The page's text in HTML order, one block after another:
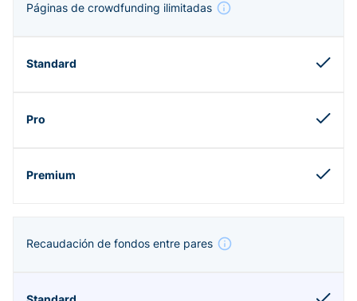
Páginas de crowdfunding ilimitadas
Recaudación de fondos entre pares